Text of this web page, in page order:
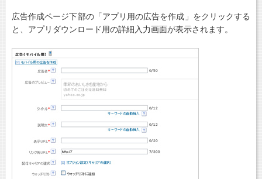
広告作成ページ下部の「アプリ用の広告を作成」をクリックする
と、アプリダウンロード用の詳細入力画面が表示されます。